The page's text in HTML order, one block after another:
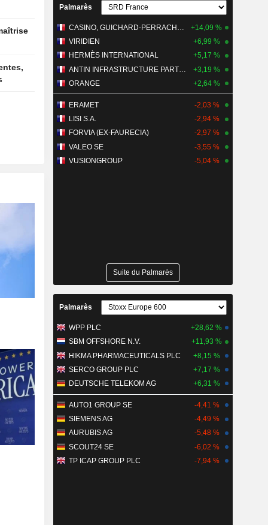
Palmarès
CASINO, GUICHARD-PERRACHON SA
+14,09 %
VIRIDIEN
+6,99 %
HERMÈS INTERNATIONAL
+5,17 %
ANTIN INFRASTRUCTURE PARTNERS
+3,19 %
ORANGE
+2,64 %
ERAMET
-2,03 %
LISI S.A.
-2,94 %
FORVIA (EX-FAURECIA)
-2,97 %
VALEO SE
-3,55 %
VUSIONGROUP
-5,04 %
Suite du Palmarès
Palmarès
WPP PLC
+28,62 %
SBM OFFSHORE N.V.
+11,93 %
HIKMA PHARMACEUTICALS PLC
+8,15 %
SERCO GROUP PLC
+7,17 %
DEUTSCHE TELEKOM AG
+6,31 %
AUTO1 GROUP SE
-4,41 %
SIEMENS AG
-4,49 %
AURUBIS AG
-5,48 %
SCOUT24 SE
-6,02 %
TP ICAP GROUP PLC
-7,94 %